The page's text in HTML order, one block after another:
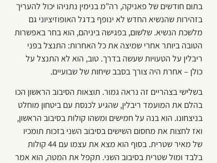
בתום חודשים של פאניקה, רה"מ בנימין נתניהו יכול להעריך
בזהירות שהנשיא החדש לא ינופף בדגל האופוזיציוני גם
מלשכת הנשיא. שלשום, בפגישה ביניהם, הוא בחר באפשרות
הטובה ביותר אחרי שמיצה את כל האחרות: התנצל בפני
ריבלין על הטעויות שעשה בדרך. טוב, הוא לא התנצל על
כולן – אחרת היה צורך בסבב שיחות של שבועיים.
בשלישי בצהריים זה נראה גמור. תוצאות הסיבוב הראשון הכו
בהלם את המועמד ריבלין, שהגיע לכנסת עם ביטחון מוחלט
בניצחונו. הוא בנה על חמישים ומשהו קולות בסיבוב הראשון,
ואז לחצות את מחסום השישים בסיבוב השני בזכות תומכיו
של מאיר שטרית. בסוף הוא מצא את עצמו עם 44 קולות
בלבד ומול שטרית בסיבוב השני. תקפל את המטה, הוא אמר